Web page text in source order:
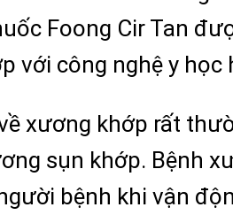
Foong Cir Tan
với công nghệ y
xương khớp rất
sụn khớp. Bệnh
bệnh khi vận